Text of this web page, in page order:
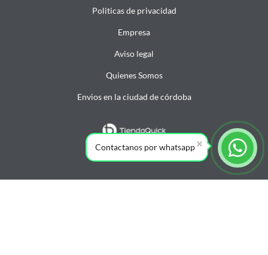
Politicas de privacidad
Empresa
Aviso legal
Quienes Somos
Envios en la ciudad de córdoba
Contactanos por whatsapp